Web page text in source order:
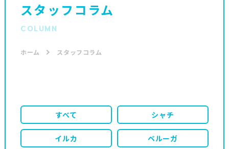
スタッフコラム
COLUMN
ホーム スタッフコラム
すべて シャチ
イルカ ベルーガ